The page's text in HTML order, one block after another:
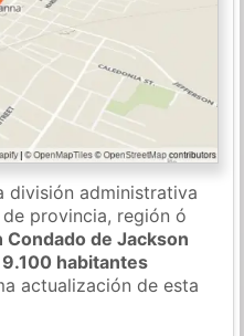
división administrativa
provincia, región ó
Condado de Jackson
habitantes
actualización de esta